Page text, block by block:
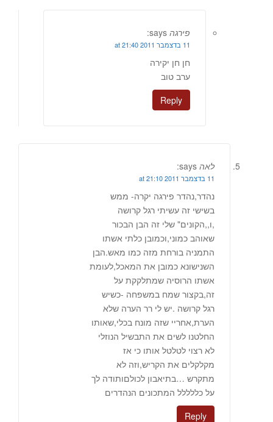
פירגה says:
11 בדצמבר 2011 at 21:40
חן חן יקירה
ערב טוב
Reply
לאה says:
11 בדצמבר 2011 at 21:10
נהדר,נהדר פירגה יקרה- ממש
בשישי זה עשיתי רגל קרושה
,ו,,הקונים" שלי זה הבן הבכור
שאוהב כמוני,וכמובן כלתי אשתו
התמניה בורחת מזה כמו מאש.הבן
השנישונא כמובן את המאכל,לעומת
אשתו הרוסיה שמתלקקת על
זה,בקצור שמח במשפחה -כשיש
רגל קרושה .יש לי רר הערה שלא
הערת,אחריי שזה מונח בכלי,שאותו
החלטנו לשים את התבשיל הנוזלי
לא רצוי לטלטל אותו כי אז
מקלקלים את הקריש,וזה לא
מתקרש …בתיאבון לכולםותודה לך
על כללללל המתכונים הנהדרים
Reply